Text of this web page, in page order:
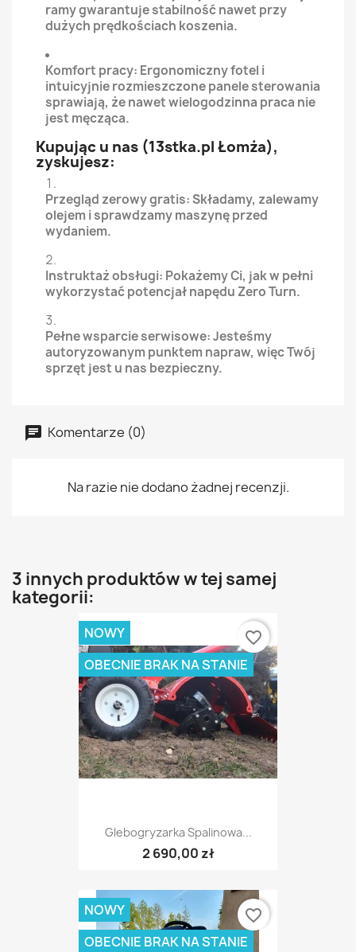
ramy gwarantuje stabilność nawet przy
dużych prędkościach koszenia.
Komfort pracy: Ergonomiczny fotel i
intuicyjnie rozmieszczone panele sterowania
sprawiają, że nawet wielogodzinna praca nie
jest męcząca.
Kupując u nas (13stka.pl Łomża),
zyskujesz:
Przegląd zerowy gratis: Składamy, zalewamy
olejem i sprawdzamy maszynę przed
wydaniem.
Instruktaż obsługi: Pokażemy Ci, jak w pełni
wykorzystać potencjał napędu Zero Turn.
Pełne wsparcie serwisowe: Jesteśmy
autoryzowanym punktem napraw, więc Twój
sprzęt jest u nas bezpieczny.
Komentarze (0)
Na razie nie dodano żadnej recenzji.
3 innych produktów w tej samej
kategorii:
Glebogryzarka Spalinowa...
2 690,00 zł
NOWY
OBECNIE BRAK NA STANIE
favorite_border
NOWY
OBECNIE BRAK NA STANIE
favorite_border